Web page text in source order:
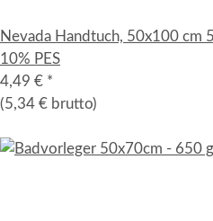
Nevada Handtuch, 50x100 cm
10% PES
4,49 € *
(5,34 € brutto)